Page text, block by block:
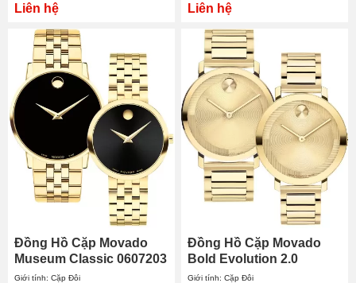
Liên hệ Liên hệ
Đồng Hồ Cặp Movado
Museum Classic 0607203
- 0607847
Giới tính: Cặp Đôi
Đồng Hồ Cặp Movado
Bold Evolution 2.0
3601095 - 3601104
Giới tính: Cặp Đôi